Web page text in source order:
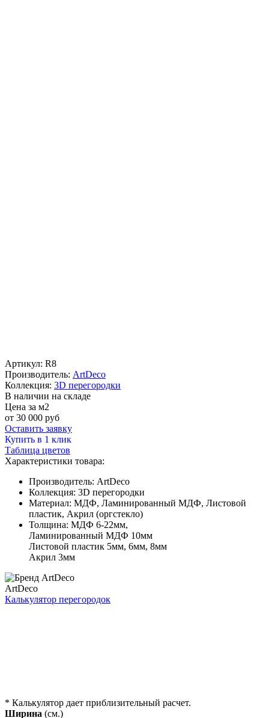
Артикул: R8
Производитель: ArtDeco
Коллекция: 3D перегородки
В наличии на складе
Цена за м2
от 30 000 руб
Оставить заявку
Купить в 1 клик
Таблица цветов
Характеристики товара:
Производитель: ArtDeco
Коллекция: 3D перегородки
Материал: МДФ, Ламинированный МДФ, Листовой
пластик, Акрил (оргстекло)
Толщина: МДФ 6-22мм,
Ламинированный МДФ 10мм
Листовой пластик 5мм, 6мм, 8мм
Акрил 3мм
ArtDeco
Калькулятор перегородок
* Калькулятор дает приблизительный расчет.
Ширина (cм.)